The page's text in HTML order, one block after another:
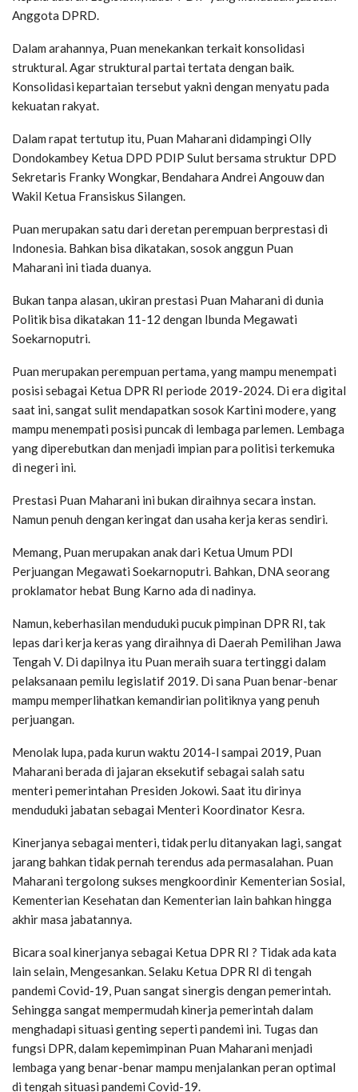
Anggota DPRD.
Dalam arahannya, Puan menekankan terkait konsolidasi
struktural. Agar struktural partai tertata dengan baik.
Konsolidasi kepartaian tersebut yakni dengan menyatu pada
kekuatan rakyat.
Dalam rapat tertutup itu, Puan Maharani didampingi Olly
Dondokambey Ketua DPD PDIP Sulut bersama struktur DPD
Sekretaris Franky Wongkar, Bendahara Andrei Angouw dan
Wakil Ketua Fransiskus Silangen.
Puan merupakan satu dari deretan perempuan berprestasi di
Indonesia. Bahkan bisa dikatakan, sosok anggun Puan
Maharani ini tiada duanya.
Bukan tanpa alasan, ukiran prestasi Puan Maharani di dunia
Politik bisa dikatakan 11-12 dengan Ibunda Megawati
Soekarnoputri.
Puan merupakan perempuan pertama, yang mampu menempati
posisi sebagai Ketua DPR RI periode 2019-2024. Di era digital
saat ini, sangat sulit mendapatkan sosok Kartini modere, yang
mampu menempati posisi puncak di lembaga parlemen. Lembaga
yang diperebutkan dan menjadi impian para politisi terkemuka
di negeri ini.
Prestasi Puan Maharani ini bukan diraihnya secara instan.
Namun penuh dengan keringat dan usaha kerja keras sendiri.
Memang, Puan merupakan anak dari Ketua Umum PDI
Perjuangan Megawati Soekarnoputri. Bahkan, DNA seorang
proklamator hebat Bung Karno ada di nadinya.
Namun, keberhasilan menduduki pucuk pimpinan DPR RI, tak
lepas dari kerja keras yang diraihnya di Daerah Pemilihan Jawa
Tengah V. Di dapilnya itu Puan meraih suara tertinggi dalam
pelaksanaan pemilu legislatif 2019. Di sana Puan benar-benar
mampu memperlihatkan kemandirian politiknya yang penuh
perjuangan.
Menolak lupa, pada kurun waktu 2014-l sampai 2019, Puan
Maharani berada di jajaran eksekutif sebagai salah satu
menteri pemerintahan Presiden Jokowi. Saat itu dirinya
menduduki jabatan sebagai Menteri Koordinator Kesra.
Kinerjanya sebagai menteri, tidak perlu ditanyakan lagi, sangat
jarang bahkan tidak pernah terendus ada permasalahan. Puan
Maharani tergolong sukses mengkoordinir Kementerian Sosial,
Kementerian Kesehatan dan Kementerian lain bahkan hingga
akhir masa jabatannya.
Bicara soal kinerjanya sebagai Ketua DPR RI ? Tidak ada kata
lain selain, Mengesankan. Selaku Ketua DPR RI di tengah
pandemi Covid-19, Puan sangat sinergis dengan pemerintah.
Sehingga sangat mempermudah kinerja pemerintah dalam
menghadapi situasi genting seperti pandemi ini. Tugas dan
fungsi DPR, dalam kepemimpinan Puan Maharani menjadi
lembaga yang benar-benar mampu menjalankan peran optimal
di tengah situasi pandemi Covid-19.